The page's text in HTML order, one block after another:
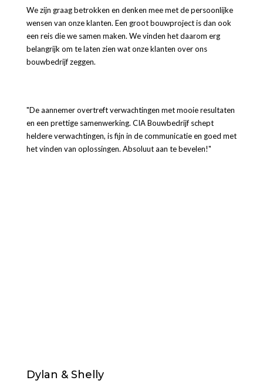
We zijn graag betrokken en denken mee met de persoonlijke
wensen van onze klanten. Een groot bouwproject is dan ook
een reis die we samen maken. We vinden het daarom erg
belangrijk om te laten zien wat onze klanten over ons
bouwbedrijf zeggen.
"De aannemer overtreft verwachtingen met mooie resultaten
en een prettige samenwerking. CIA Bouwbedrijf schept
heldere verwachtingen, is fijn in de communicatie en goed met
het vinden van oplossingen. Absoluut aan te bevelen!"
Dylan & Shelly